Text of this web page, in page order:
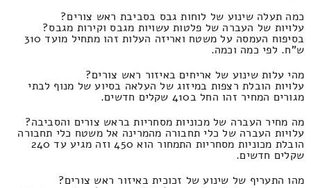
כמה תעלה שינוע של לוחות גבס בסביבת ראש צורים?
עלויות של העברה של פלטות עשויות מגבס וקירות מגבס?
בסיפוח העמסה על משטח ואריזה העלות זהו מתחיל מועד 310
ש"ח. לפי כמה וכמה.
מהי עלות שינוע של אריחים באיזור ראש צורים?
עלויות הובלת רצפות במיזוג של העלאה בסיוע של מנוף לבתי
מגורים המחיר זהו החל ב410 שקלים חדשים.
מה מחיר העברה של מכוניות מסחריות בראש צורים והסביבה?
עלויות העברה של כלי תחבורה מהמרינה אל משטח כלי תחבורה
הובלת מכוניות מסחריות התמחור הוא 450 וזה מגיע עד 240
שקלים חדשים.
מהו התעריף של שינוע של זכוכית באיזור ראש צורים?